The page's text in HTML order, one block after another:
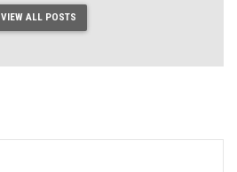
VIEW ALL POSTS